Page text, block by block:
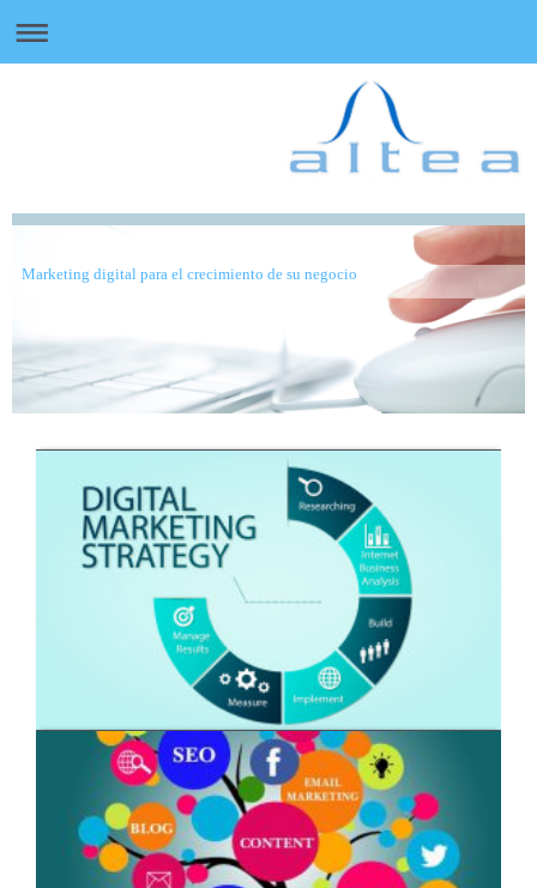
Marketing digital para el crecimiento de su negocio